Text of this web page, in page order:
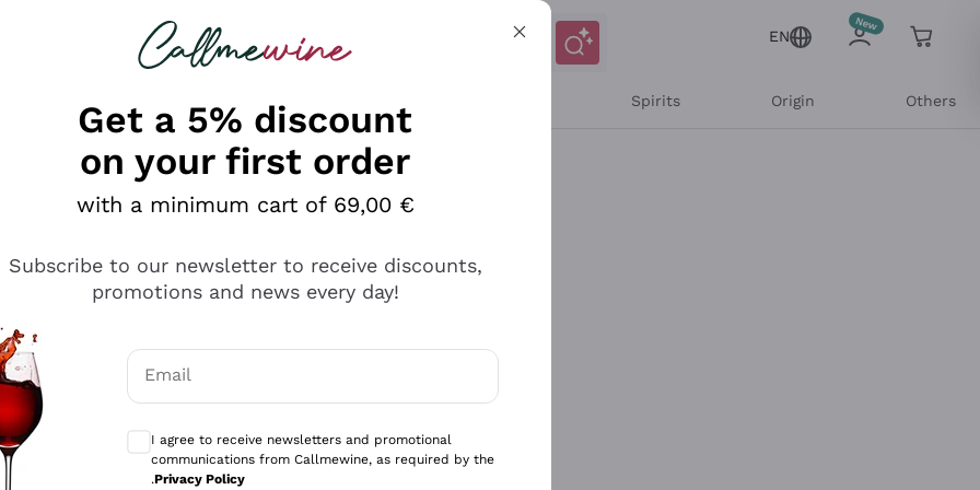
looking for
EN
Spirits Origin Others
Get a 5% discount
on your first order
with a minimum cart of 69,00 €
Subscribe to our newsletter to receive discounts,
promotions and news every day!
Email
I agree to receive newsletters and promotional
communications from Callmewine, as required by the
.Privacy Policy